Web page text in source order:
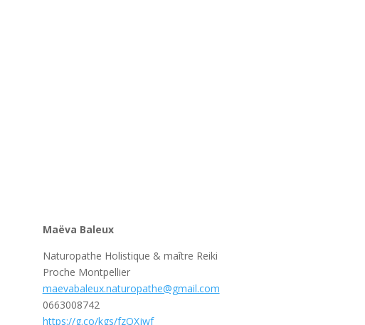
Maëva Baleux
Naturopathe Holistique & maître Reiki
Proche Montpellier
maevabaleux.naturopathe@gmail.com
0663008742
https://g.co/kgs/fzQXjwf